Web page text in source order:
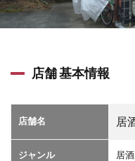
店舗 基本情報
店舗名 居
ジャンル 居